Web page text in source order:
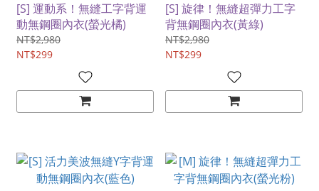
[S] 運動系！無縫工字背運
動無鋼圈內衣(螢光橘)
NT$2,980
NT$299
[S] 旋律！無縫超彈力工字
背無鋼圈內衣(黃綠)
NT$2,980
NT$299